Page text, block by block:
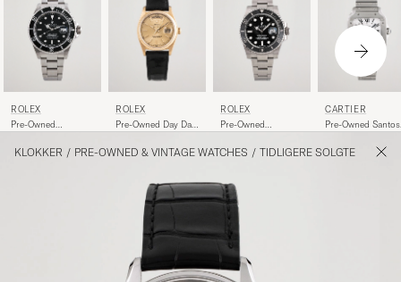
ROLEX
Pre-Owned
16610 Steel Black
ROLEX
Pre-Owned Day Date
ROLEX
Pre-Owned
116610LN Oyster
CARTIER
Pre-Owned Santos
White
KLOKKER / PRE-OWNED & VINTAGE WATCHES / TIDLIGERE SOLGTE